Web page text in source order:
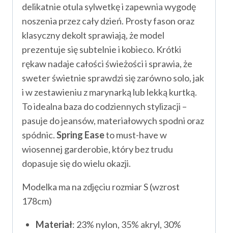
delikatnie otula sylwetkę i zapewnia wygodę
noszenia przez cały dzień. Prosty fason oraz
klasyczny dekolt sprawiają, że model
prezentuje się subtelnie i kobieco. Krótki
rękaw nadaje całości świeżości i sprawia, że
sweter świetnie sprawdzi się zarówno solo, jak
i w zestawieniu z marynarką lub lekką kurtką.
To idealna baza do codziennych stylizacji –
pasuje do jeansów, materiałowych spodni oraz
spódnic.Spring Easeto must-have w
wiosennej garderobie, który bez trudu
dopasuje się do wielu okazji.
Modelka ma na zdjęciu rozmiar S (wzrost
178cm)
Materiał: 23% nylon, 35% akryl, 30%